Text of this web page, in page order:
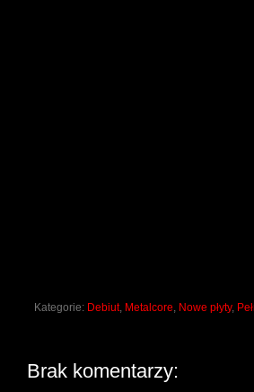
Kategorie: Debiut, Metalcore Nowe płyty,
Brak komentarzy: